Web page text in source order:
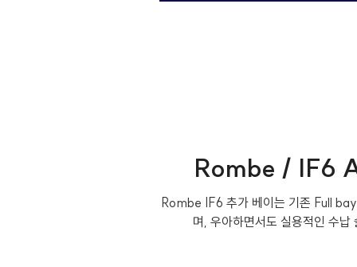
Rombe / IF6
Rombe IF6 추가 베이는 기존 Full bay
며, 우아하면서도 실용적인 수